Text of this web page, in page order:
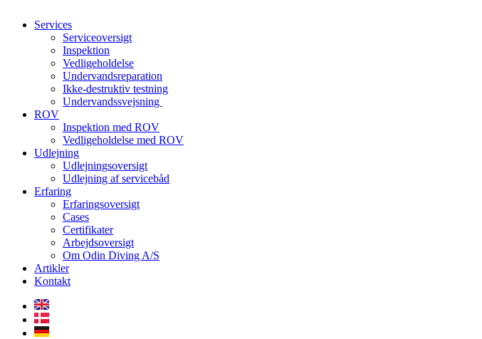
Services
Serviceoversigt
Inspektion
Vedligeholdelse
Undervandsreparation
Ikke-destruktiv testning
Undervandssvejsning
ROV
Inspektion med ROV
Vedligeholdelse med ROV
Udlejning
Udlejningsoversigt
Udlejning af servicebåd
Erfaring
Erfaringsoversigt
Cases
Certifikater
Arbejdsoversigt
Om Odin Diving A/S
Artikler
Kontakt